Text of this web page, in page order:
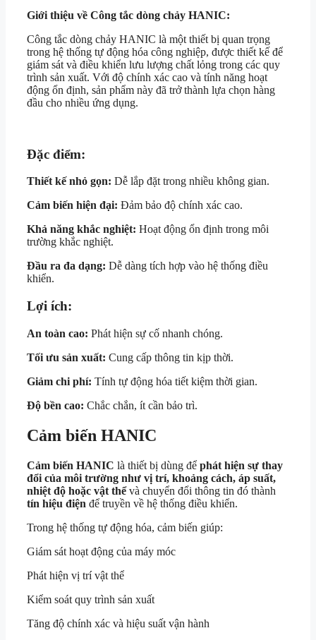
Giới thiệu về Công tắc dòng chảy HANIC:
Công tắc dòng chảy HANIC là một thiết bị quan trọng
trong hệ thống tự động hóa công nghiệp, được thiết kế để
giám sát và điều khiển lưu lượng chất lỏng trong các quy
trình sản xuất. Với độ chính xác cao và tính năng hoạt
động ổn định, sản phẩm này đã trở thành lựa chọn hàng
đầu cho nhiều ứng dụng.
Đặc điểm:
Thiết kế nhỏ gọn: Dễ lắp đặt trong nhiều không gian.
Cảm biến hiện đại: Đảm bảo độ chính xác cao.
Khả năng khắc nghiệt: Hoạt động ổn định trong môi
trường khắc nghiệt.
Đầu ra đa dạng: Dễ dàng tích hợp vào hệ thống điều
khiển.
Lợi ích:
An toàn cao: Phát hiện sự cố nhanh chóng.
Tối ưu sản xuất: Cung cấp thông tin kịp thời.
Giảm chi phí: Tính tự động hóa tiết kiệm thời gian.
Độ bền cao: Chắc chắn, ít cần bảo trì.
Cảm biến HANIC
Cảm biến HANIC là thiết bị dùng để phát hiện sự thay
đổi của môi trường như vị trí, khoảng cách, áp suất,
nhiệt độ hoặc vật thểvà chuyển đổi thông tin đó thành
tín hiệu điện để truyền về hệ thống điều khiển.
Trong hệ thống tự động hóa, cảm biến giúp:
Giám sát hoạt động của máy móc
Phát hiện vị trí vật thể
Kiểm soát quy trình sản xuất
Tăng độ chính xác và hiệu suất vận hành